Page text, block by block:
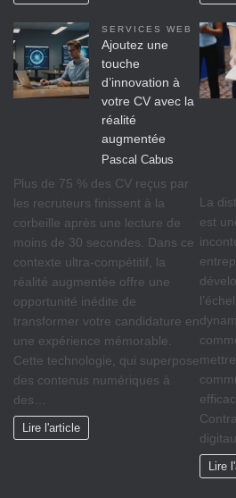
SERVICES WEB
Ajoutez une
touche
d’innovation à
votre CV avec la
réalité
augmentée
Pascal Cabus
Plus de 75 % des CV reçus par
les recruteurs finissent à la
corbeille après une lecture de
moins de 30 secondes. Dans ce
contexte ultra-compétitif, la
réalité augmentée offre une
opportunité inédite de
transformer votre candidature en
une expérience mémorable.
Cette technologie, qui superpose
des contenus numériques à
des…
Lire l'article
La
est
Lire